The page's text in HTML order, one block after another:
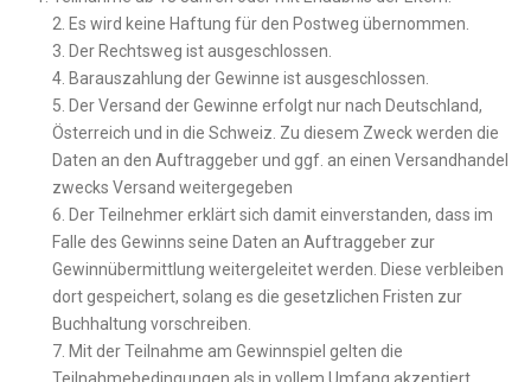
2. Es wird keine Haftung für den Postweg übernommen.
3. Der Rechtsweg ist ausgeschlossen.
4. Barauszahlung der Gewinne ist ausgeschlossen.
5. Der Versand der Gewinne erfolgt nur nach Deutschland,
Österreich und in die Schweiz. Zu diesem Zweck werden die
Daten an den Auftraggeber und ggf. an einen Versandhandel
zwecks Versand weitergegeben
6. Der Teilnehmer erklärt sich damit einverstanden, dass im
Falle des Gewinns seine Daten an Auftraggeber zur
Gewinnübermittlung weitergeleitet werden. Diese verbleiben
dort gespeichert, solang es die gesetzlichen Fristen zur
Buchhaltung vorschreiben.
7. Mit der Teilnahme am Gewinnspiel gelten die